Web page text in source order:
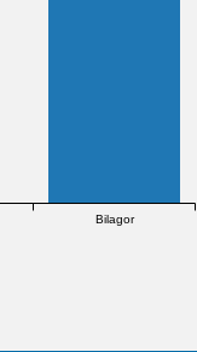
Bilagor